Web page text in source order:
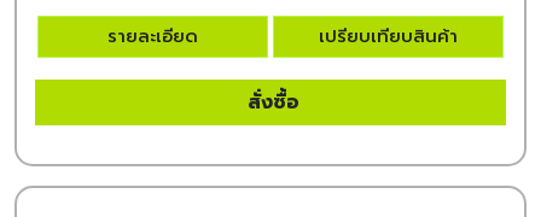
รายละเอียด เปรียบเทียบสินค้า
สั่งซื้อ